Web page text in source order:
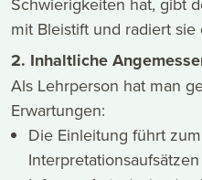
mit Bleistift und radiert
2. Inhaltliche
Als Lehrperson hat man
Erwartungen:
Die Einleitung führt